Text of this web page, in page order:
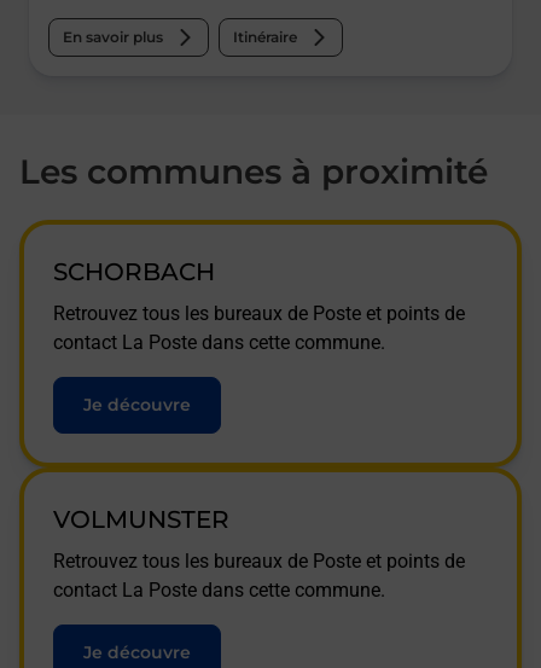
En savoir plus Itinéraire
Les communes à proximité
SCHORBACH
Retrouvez tous les bureaux de Poste et points de
contact La Poste dans cette commune.
Je découvre
VOLMUNSTER
Retrouvez tous les bureaux de Poste et points de
contact La Poste dans cette commune.
Je découvre